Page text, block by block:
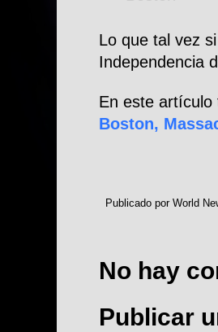
Lo que tal vez
Independencia
En este artículo
Boston,
Publicado por World
No hay
Publicar